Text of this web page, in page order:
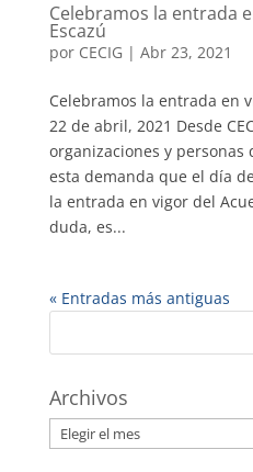
Celebramos la entrada
Escazú
por CECIG | Abr 23, 2021
Celebramos la entrada en
22 de abril, 2021 Desde
organizaciones y
esta demanda que el día
la entrada en vigor del
duda, es...
« Entradas más antiguas
Archivos
Archivos